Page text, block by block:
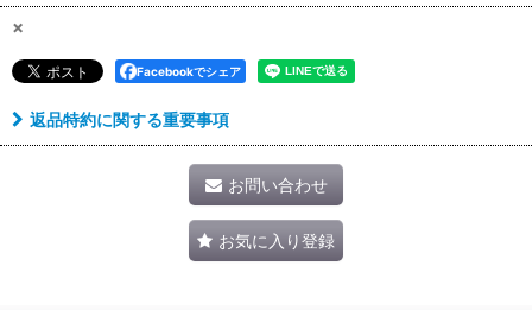
×
Facebookでシェア
返品特約に関する重要事項
お問い合わせ
お気に入り登録